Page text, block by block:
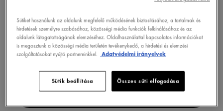
ONLINE VÁSÁRLÁS
Sütiket használunk az oldalunk megfelelő működésének biztosításához, a tartalmak és
hirdetések személyre szabásához, közösségi média funkciók felkínálásához és az
oldalunk látogatottságának elemzéséhez. Oldalhasználattal kapcsolatos információkat
is megosztunk a közösségi média területén tevékenykedő, a hirdetési és elemzési
szolgáltatásokat nyújtó partnereinkkel.
Adatvédelmi irányelvek
Sütik beállítása Összes süti elfogadása